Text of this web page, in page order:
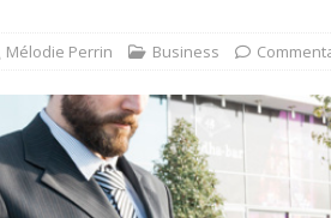
Mélodie Perrin Business